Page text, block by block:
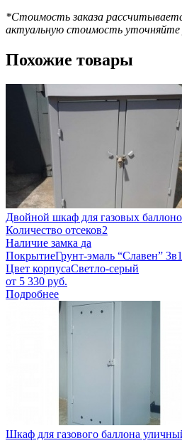
*Стоимость заказа
актуальную стоимость
Похожие товары
Двойной шкаф для газовых
Количество отсеков2
Наличие замка да
ПокрытиеГрунт-эмаль “Славен” 3в1
Цвет корпусаСветло-серый
от 5 330 руб.
Подробнее
Шкаф для газового баллона